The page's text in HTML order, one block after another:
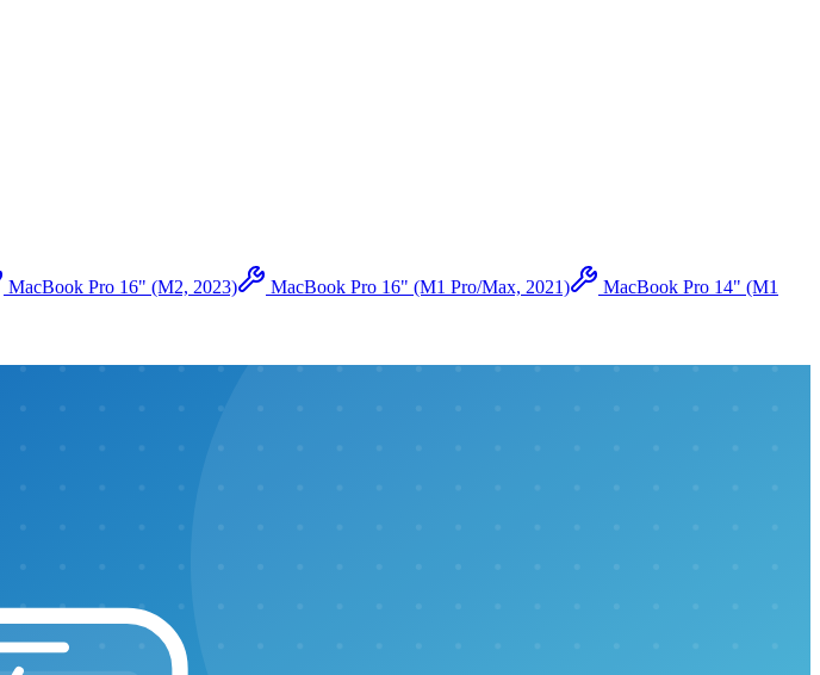
MacBook Pro 16" (M2, 2023) MacBook Pro 16" (M1 Pro/Max, 2021)
MacBook Pro 14" (M1